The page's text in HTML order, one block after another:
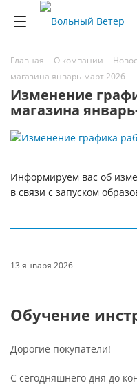
Главная - О компании -
магазина январь-март 2026
Изменение
магазина
Информируем вас об
в связи с запуском
13 января 2026
Обучение
Дорогие покупатели!
С сегодняшнего дня до